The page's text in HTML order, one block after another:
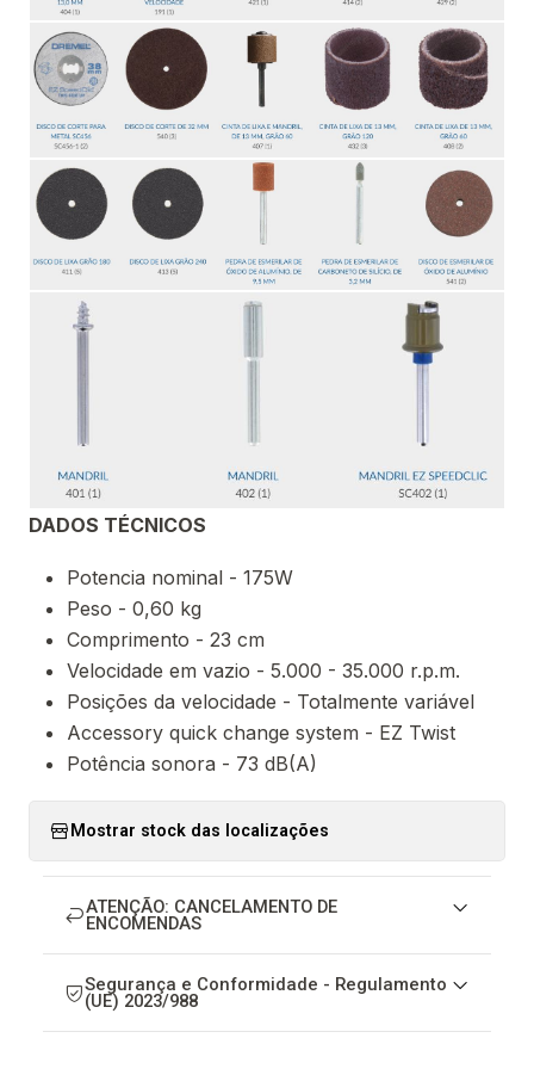
DADOS TÉCNICOS
Potencia nominal - 175W
Peso - 0,60 kg
Comprimento - 23 cm
Velocidade em vazio - 5.000 - 35.000 r.p.m.
Posições da velocidade - Totalmente variável
Accessory quick change system - EZ Twist
Potência sonora - 73 dB(A)
Mostrar stock das localizações
ATENÇÃO: CANCELAMENTO DE
ENCOMENDAS
Segurança e Conformidade - Regulamento
(UE) 2023/988